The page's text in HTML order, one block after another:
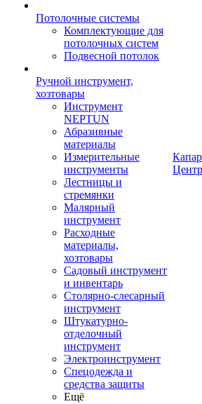
Потолочные системы
Комплектующие для
потолочных систем
Подвесной потолок
Ручной инструмент,
хозтовары
Инструмент
NEPTUN
Абразивные
материалы
Измерительные
инструменты
Лестницы и
стремянки
Малярный
инструмент
Расходные
материалы,
хозтовары
Садовый инструмент
и инвентарь
Столярно-слесарный
инструмент
Штукатурно-
отделочный
инструмент
Электроинструмент
Спецодежда и
средства защиты
Ещё
Центр